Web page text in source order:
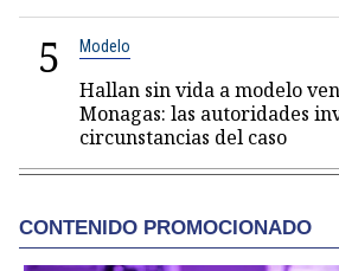
5 Modelo
Hallan sin vida a modelo
Monagas: las autoridades
circunstancias del caso